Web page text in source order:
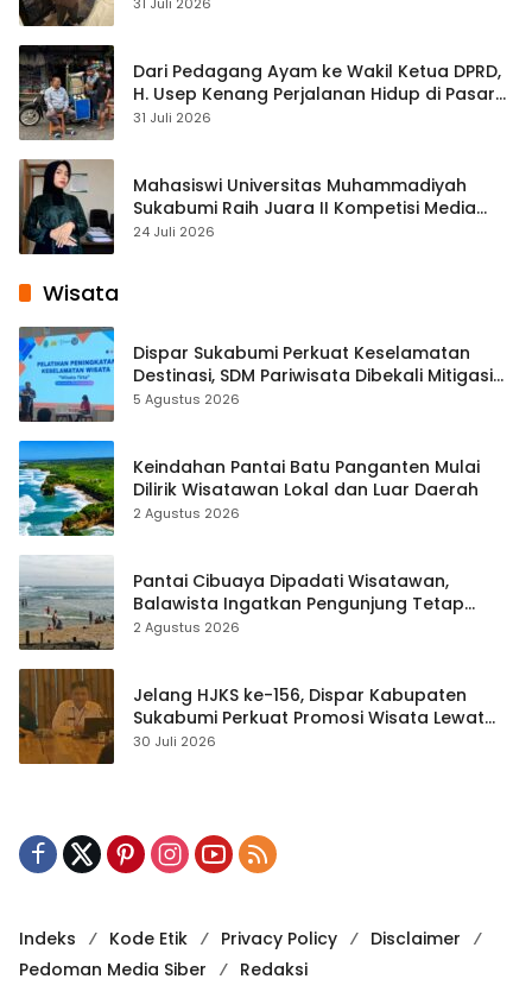
Dari Pedagang Ayam ke Wakil Ketua DPRD,
H. Usep Kenang Perjalanan Hidup di Pasar
Cisaat
31 Juli 2026
Mahasiswi Universitas Muhammadiyah
Sukabumi Raih Juara II Kompetisi Media
Pembelajaran Digital Tingkat Internasional
24 Juli 2026
Wisata
Dispar Sukabumi Perkuat Keselamatan
Destinasi, SDM Pariwisata Dibekali Mitigasi
hingga Teknik Evakuasi
5 Agustus 2026
Keindahan Pantai Batu Panganten Mulai
Dilirik Wisatawan Lokal dan Luar Daerah
2 Agustus 2026
Pantai Cibuaya Dipadati Wisatawan,
Balawista Ingatkan Pengunjung Tetap
Waspada
2 Agustus 2026
Jelang HJKS ke-156, Dispar Kabupaten
Sukabumi Perkuat Promosi Wisata Lewat
Publikasi Digital
30 Juli 2026
Indeks Kode Etik Privacy Policy
Disclaimer
Pedoman Media Siber
Redaksi